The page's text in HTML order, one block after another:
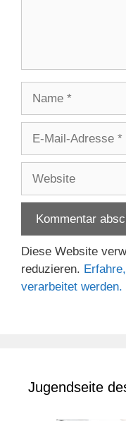
Adresse
Diese Website
reduzieren.
verarbeitet werden.
Jugendseite